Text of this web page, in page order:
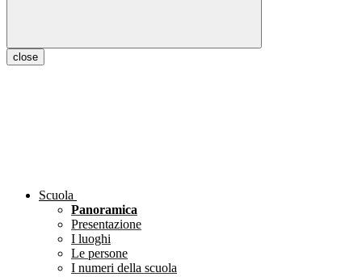
close
Scuola
Panoramica
Presentazione
I luoghi
Le persone
I numeri della scuola